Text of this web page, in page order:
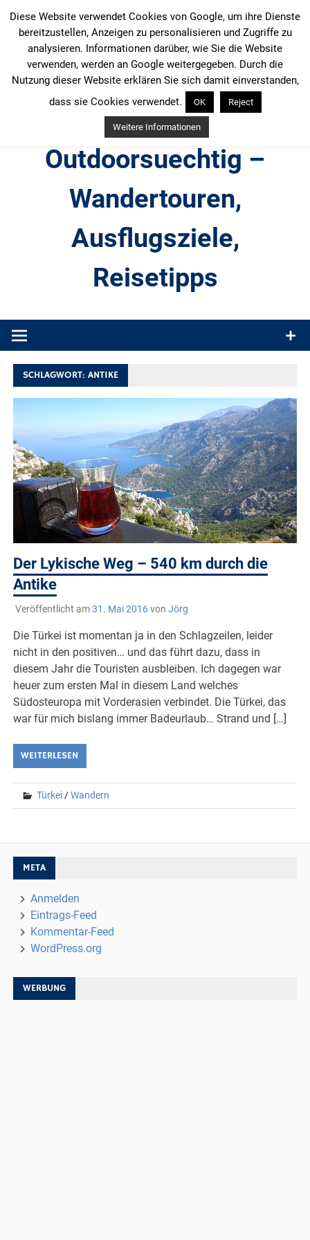
Inhalt
springen
Outdoorsuechtig –
Wandertouren,
Ausflugsziele,
Reisetipps
Produkttests und Buchrezensionen. Ein Blog für alle, die gern
SCHLAGWORT:ANTIKE
Der Lykische Weg – 540 km durch die
Antike
Veröffentlicht am31. Mai 2016von Jörg
Die Türkei ist momentan ja in den Schlagzeilen, leider
nicht in den positiven… und das führt dazu, dass in
diesem Jahr die Touristen ausbleiben. Ich dagegen war
heuer zum ersten Mal in diesem Land welches
Südosteuropa mit Vorderasien verbindet. Die Türkei, das
war für mich bislang immer Badeurlaub… Strand und […]
WEITERLESEN
Türkei /Wandern
META
Anmelden
Eintrags-Feed
Kommentar-Feed
WordPress.org
WERBUNG
Diese Website verwendet Cookies von Google, um ihre Dienste
bereitzustellen, Anzeigen zu personalisieren und Zugriffe zu
analysieren. Informationen darüber, wie Sie die Website
verwenden, werden an Google weitergegeben. Durch die
Nutzung dieser Website erklären Sie sich damit einverstanden,
dass sie Cookies verwendet.
OK Reject
Weitere Informationen